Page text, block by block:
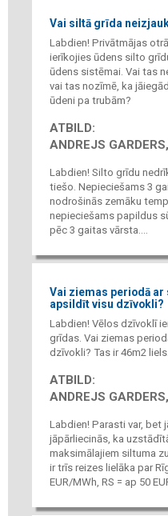
Vai siltā grīda
Labdien! Privātmājas
ierīkojies ūdens silto
ūdens sistēmai. Vai tas
vai tas nozīmē, ka
ūdeni pa trubām?
ATBILD:
ANDREJS
Labdien! Silto grīdu
tiešo. Nepieciešams 3
nodrošinās zemāku
nepieciešams papildus
pēc 3 gaitas vārsta....
Vai ziemas periodā
apsildīt visu dzīvokli?
Labdien! Vēlos dzīvoklī
grīdas. Vai ziemas
dzīvokli? Tas ir 46m2 liels.
ATBILD:
ANDREJS
Labdien! Parasti var, bet
jāpārliecinās, ka
maksimālajiem siltuma
ir trīs reizes lielāka par
EUR/MWh, RS = ap 50